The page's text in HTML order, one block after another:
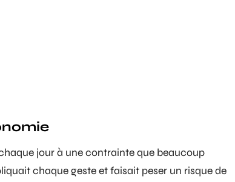
jour à une contrainte que beaucoup
chaque geste et faisait peser un risque de